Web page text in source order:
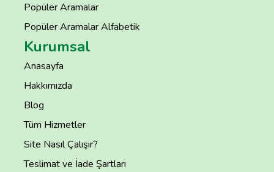
Popüler Aramalar
Popüler Aramalar Alfabetik
Kurumsal
Anasayfa
Hakkımızda
Blog
Tüm Hizmetler
Site Nasıl Çalışır?
Teslimat ve İade Şartları